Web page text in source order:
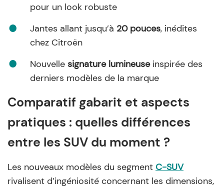
pour un look robuste
Jantes allant jusqu’à 20 pouces, inédites
chez Citroën
Nouvelle signature lumineuseinspirée des
derniers modèles de la marque
Comparatif gabarit et aspects
pratiques : quelles différences
entre les SUV du moment ?
Les nouveaux modèles du segment C-SUV
rivalisent d’ingéniosité concernant les dimensions,